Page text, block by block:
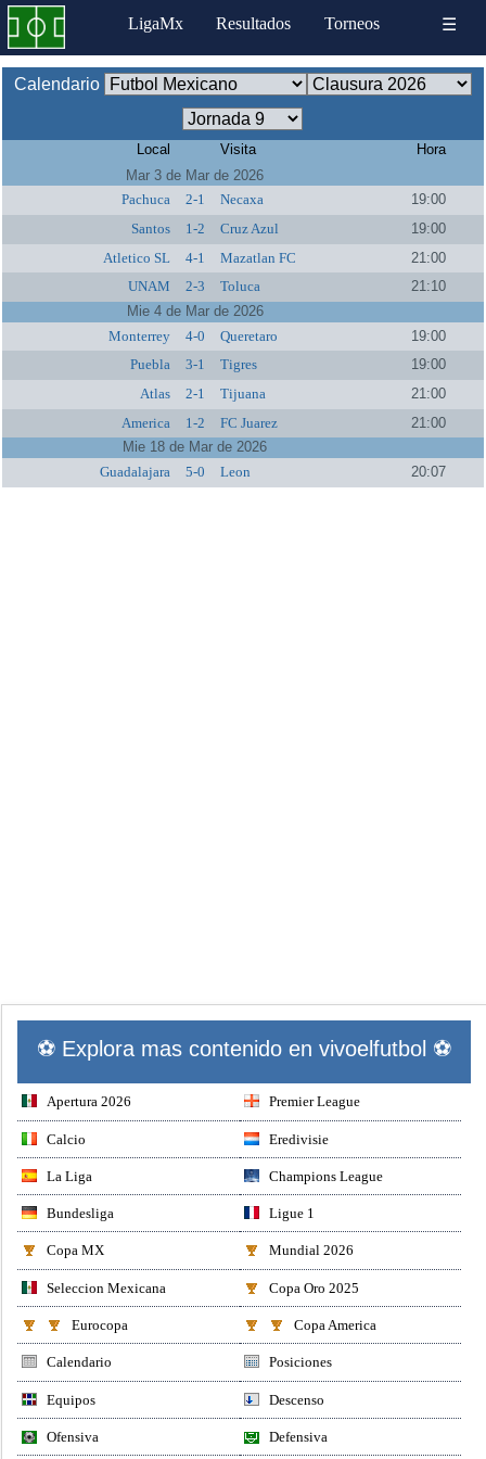
LigaMx Resultados Torneos ☰
Calendario
Local Visita
Hora
Mar 3 de Mar de 2026
Pachuca
2-1 Necaxa
19:00
Santos
1-2 Cruz Azul
19:00
Atletico SL
4-1 Mazatlan FC
21:00
UNAM
2-3 Toluca
21:10
Mie 4 de Mar de 2026
Monterrey
4-0 Queretaro
19:00
Puebla
3-1 Tigres
19:00
Atlas
2-1 Tijuana
21:00
America
1-2 FC Juarez
21:00
Mie 18 de Mar de 2026
Guadalajara
5-0 Leon 20:07
⚽ Explora mas contenido en vivoelfutbol ⚽
Apertura 2026 Premier League
Calcio Eredivisie
La Liga Champions League
Bundesliga Ligue 1
Copa MX Mundial 2026
Seleccion Mexicana Copa Oro 2025
Eurocopa Copa America
Calendario Posiciones
Equipos Descenso
Ofensiva Defensiva